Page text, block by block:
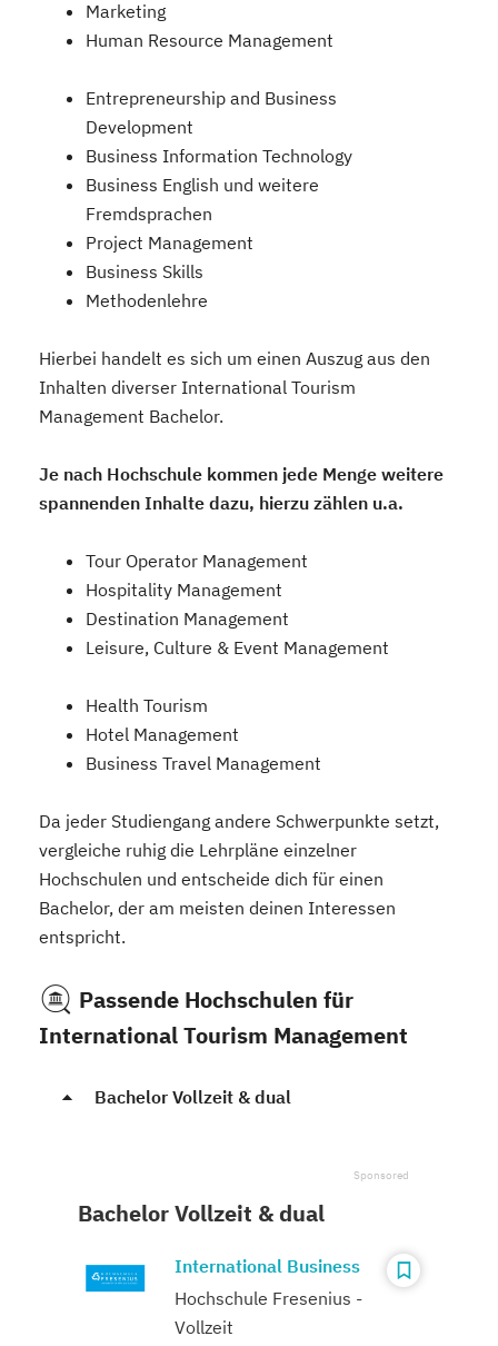
Marketing
Human Resource Management
Entrepreneurship and Business
Development
Business Information Technology
Business English und weitere
Fremdsprachen
Project Management
Business Skills
Methodenlehre
Hierbei handelt es sich um einen Auszug aus den
Inhalten diverser International Tourism
Management Bachelor.
Je nach Hochschule kommen jede Menge weitere
spannenden Inhalte dazu, hierzu zählen u.a.
Tour Operator Management
Hospitality Management
Destination Management
Leisure, Culture & Event Management
Health Tourism
Hotel Management
Business Travel Management
Da jeder Studiengang andere Schwerpunkte setzt,
vergleiche ruhig die Lehrpläne einzelner
Hochschulen und entscheide dich für einen
Bachelor, der am meisten deinen Interessen
entspricht.
Passende Hochschulen für
International Tourism Management
Bachelor Vollzeit & dual
Bachelor Vollzeit & dual
International Business
Hochschule Fresenius -
Vollzeit